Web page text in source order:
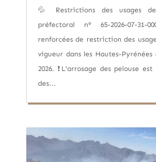
💦 Restrictions des usages
préfectoral n° 65-2026-07-31-
renforcées de restriction des
vigueur dans les Hautes-
2026. ❗L'arrosage des pelouse
des...